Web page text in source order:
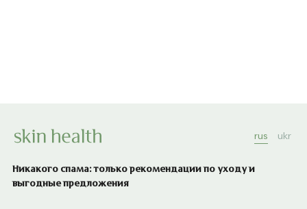
rus ukr
Никакого спама: только рекомендации по уходу и
выгодные предложения